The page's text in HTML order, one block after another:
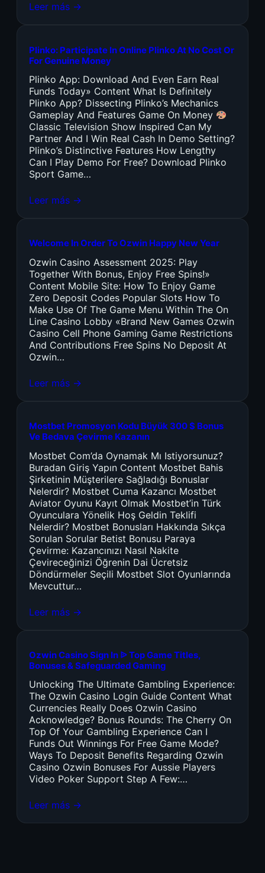
Leer más →
Plinko: Participate In Online Plinko At No Cost Or
For Genuine Money
Plinko App: Download And Even Earn Real
Funds Today» Content What Is Definitely
Plinko App? Dissecting Plinko’s Mechanics
Gameplay And Features Game On Money
Classic Television Show Inspired Can My
Partner And I Win Real Cash In Demo Setting?
Plinko’s Distinctive Features How Lengthy
Can I Play Demo For Free? Download Plinko
Sport Game…
Leer más →
Welcome In Order To Ozwin Happy New Year
Ozwin Casino Assessment 2025: Play
Together With Bonus, Enjoy Free Spins!»
Content Mobile Site: How To Enjoy Game
Zero Deposit Codes Popular Slots How To
Make Use Of The Game Menu Within The On
Line Casino Lobby «Brand New Games Ozwin
Casino Cell Phone Gaming Game Restrictions
And Contributions Free Spins No Deposit At
Ozwin…
Leer más →
Mostbet Promosyon Kodu Büyük 300 $ Bonus
Ve Bedava Çevirme Kazanın
Mostbet Com’da Oynamak Mı Istiyorsunuz?
Buradan Giriş Yapın Content Mostbet Bahis
Şirketinin Müşterilere Sağladığı Bonuslar
Nelerdir? Mostbet Cuma Kazancı Mostbet
Aviator Oyunu Kayıt Olmak Mostbet’in Türk
Oyunculara Yönelik Hoş Geldin Teklifi
Nelerdir? Mostbet Bonusları Hakkında Sıkça
Sorulan Sorular Betist Bonusu Paraya
Çevirme: Kazancınızı Nasıl Nakite
Çevireceğinizi Öğrenin Dai Ücretsiz
Döndürmeler Seçili Mostbet Slot Oyunlarında
Mevcuttur…
Leer más →
Ozwin Casino Sign In ᐉ Top Game Titles,
Bonuses & Safeguarded Gaming
Unlocking The Ultimate Gambling Experience:
The Ozwin Casino Login Guide Content What
Currencies Really Does Ozwin Casino
Acknowledge? Bonus Rounds: The Cherry On
Top Of Your Gambling Experience Can I
Funds Out Winnings For Free Game Mode?
Ways To Deposit Benefits Regarding Ozwin
Casino Ozwin Bonuses For Aussie Players
Video Poker Support Step A Few:…
Leer más →